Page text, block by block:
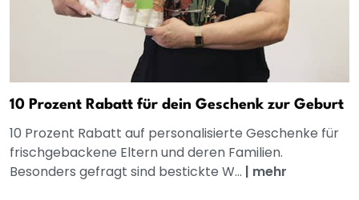
10 Prozent Rabatt für dein Geschenk zur Geburt
10 Prozent Rabatt auf personalisierte Geschenke für
frischgebackene Eltern und deren Familien.
Besonders gefragt sind bestickte W... | mehr